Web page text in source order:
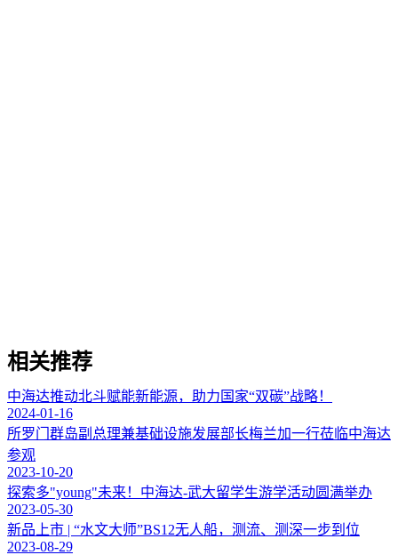
相关推荐
中海达推动北斗赋能新能源，助力国家“双碳”战略！
2024-01-16
所罗门群岛副总理兼基础设施发展部长梅兰加一行莅临中海达
参观
2023-10-20
探索多"young"未来！中海达-武大留学生游学活动圆满举办
2023-05-30
新品上市 | “水文大师”BS12无人船，测流、测深一步到位
2023-08-29